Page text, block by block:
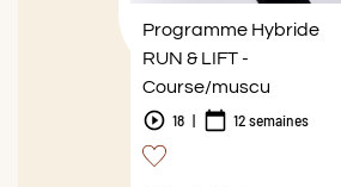
Programme Hybride
RUN & LIFT -
Course/muscu
18 | 12 semaines